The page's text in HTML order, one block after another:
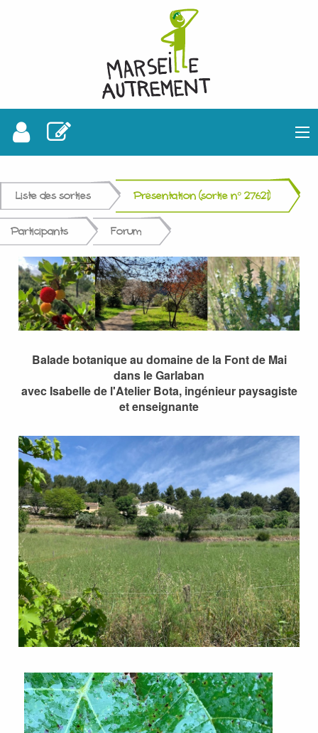
Liste des sorties Présentation (sortie n° 27621)
Participants Forum
Balade botanique au domaine de la Font de Mai
dans le Garlaban
avec Isabelle de l'Atelier Bota, ingénieur paysagiste
et enseignante